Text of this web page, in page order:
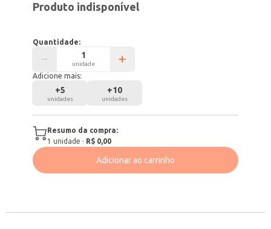
Produto indisponível
Quantidade:
unidade
Adicione mais:
+5
unidades
+10
unidades
Resumo da compra:
1 unidade · R$ 0,00
Adicionar ao carrinho